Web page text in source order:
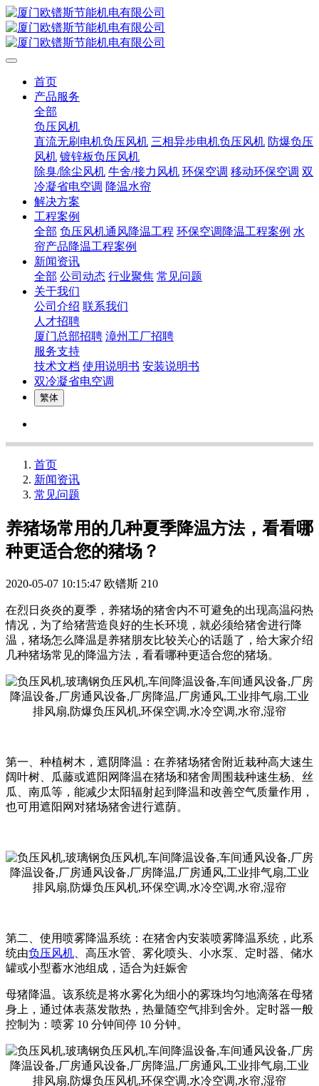
首页
产品服务
全部
负压风机
直流无刷电机负压风机 三相异步电机负压风机 防爆负压
风机 镀锌板负压风机
除臭/除尘风机 牛舍/接力风机 环保空调 移动环保空调 双
冷凝省电空调 降温水帘
解决方案
工程案例
全部 负压风机通风降温工程 环保空调降温工程案例 水
帘产品降温工程案例
新闻资讯
全部 公司动态 行业聚焦 常见问题
关于我们
公司介绍 联系我们
人才招聘
厦门总部招聘 漳州工厂招聘
服务支持
技术文档 使用说明书 安装说明书
双冷凝省电空调
繁体
首页
新闻资讯
常见问题
养猪场常用的几种夏季降温方法，看看哪
种更适合您的猪场？
2020-05-07 10:15:47 欧镨斯 210
在烈日炎炎的夏季，养猪场的猪舍内不可避免的出现高温闷热
情况，为了给猪营造良好的生长环境，就必须给猪舍进行降
温，猪场怎么降温是养猪朋友比较关心的话题了，给大家介绍
几种猪场常见的降温方法，看看哪种更适合您的猪场。
第一、种植树木，遮阴降温：在养猪场猪舍附近栽种高大速生
阔叶树、瓜藤或遮阳网降温在猪场和猪舍周围栽种速生杨、丝
瓜、南瓜等，能减少太阳辐射起到降温和改善空气质量作用，
也可用遮阳网对猪场猪舍进行遮荫。
第二、使用喷雾降温系统：在猪舍内安装喷雾降温系统，此系
统由负压风机 、高压水管、雾化喷头、小水泵、定时器、储水
罐或小型蓄水池组成，适合为妊娠舍
母猪降温。该系统是将水雾化为细小的雾珠均匀地滴落在母猪
身上，通过体表蒸发散热，热量随空气排到舍外。定时器一般
控制为：喷雾 10 分钟间停 10 分钟。